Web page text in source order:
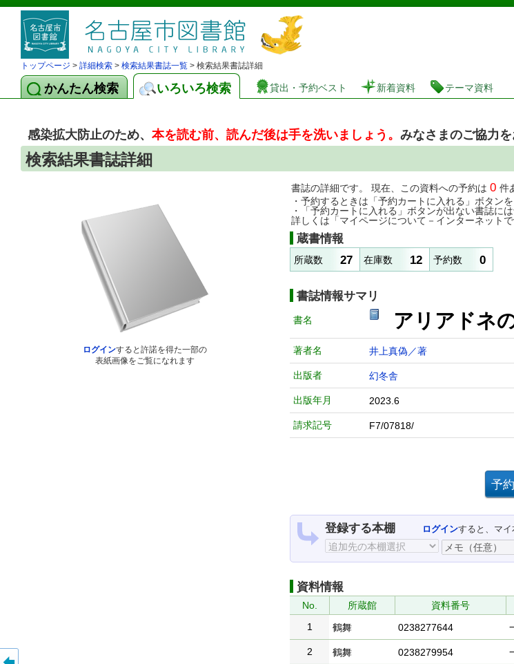
図書館 蔵書検索・予約システム
トップページ > 詳細検索 > 検索結果書誌一覧 > 検索結果書誌詳細
かんたん検索 いろいろ検索 貸出・予約ベスト 新着資料 テーマ資料
感染拡大防止のため、 本を読む前、読んだ後は手を洗いましょう。 みなさまのご協力を
検索結果書誌詳細
ログインすると許諾を得た一部の
表紙画像をご覧になれます
書誌の詳細です。 現在、この資料への予約は 0 件
・予約するときは「予約カートに入れる」ボタン
・「予約カートに入れる」ボタンが出ない書誌には
詳しくは「マイページについて－インターネット
蔵書情報
所蔵数 27 在庫数 12 予約数 0
書誌情報サマリ
書名 アリアドネ
著者名 井上真偽／著
出版者 幻冬舎
出版年月 2023.6
請求記号 F7/07818/
登録する本棚 ログインすると、マイ
資料情報
No. 所蔵館 資料番号
1
鶴舞 0238277644
2 鶴舞 0238279954